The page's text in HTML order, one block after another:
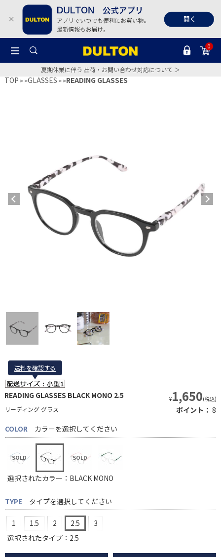
0
夏期休業に伴う 出荷・お問い合わせ対応について ＞
TOP >GLASSES >READING GLASSES
送料を確認する
送料を確認する
READING GLASSES BLACK MONO 2.5
リーディング グラス
¥1,650(税込)
ポイント： 8
COLOR
カラーを選択してください
選択されたカラー：BLACK MONO
TYPE タイプを選択してください
1 1.5 2 2.5
3
選択されたタイプ：2.5